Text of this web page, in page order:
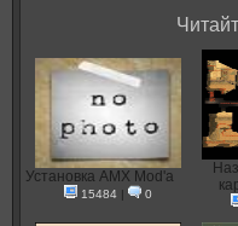
Установка AMX Mod'a
15484| 0